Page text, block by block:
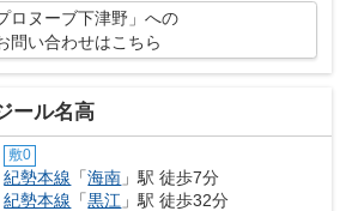
ロヌーブ下津野」への
問い合わせはこちら
ール名高
敷0
紀勢本線 「海南 」駅 徒歩7分
紀勢本線 「黒江 」駅 徒歩32分